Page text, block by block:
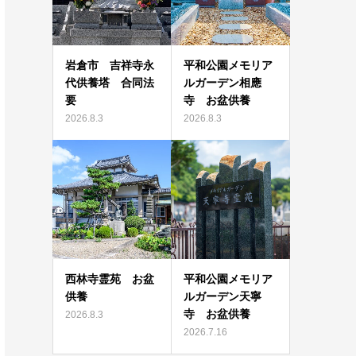
岩倉市 吉祥寺永
代供養塔 合同法
要
2026.8.3
平和公園メモリア
ルガーデン相應
寺 お盆供養
2026.8.3
西林寺霊苑 お盆
供養
2026.8.3
平和公園メモリア
ルガーデン天寧
寺 お盆供養
2026.7.16